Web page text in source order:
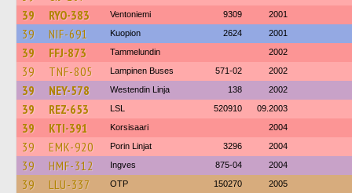
39 RYO-383 Ventoniemi 9309 2001
39 NIF-691 Kuopion 2624 2001
39 FFJ-873 Tammelundin 2002
39 TNF-805 Lampinen Buses 571-02 2002
39 NEY-578 Westendin Linja 138 2002
39 REZ-653 LSL 520910 09.2003
39 KTI-391 Korsisaari 2004
39 EMK-920 Porin Linjat 3296 2004
39 HMF-312 Ingves 875-04 2004
39 LLU-337 OTP 150270 2005